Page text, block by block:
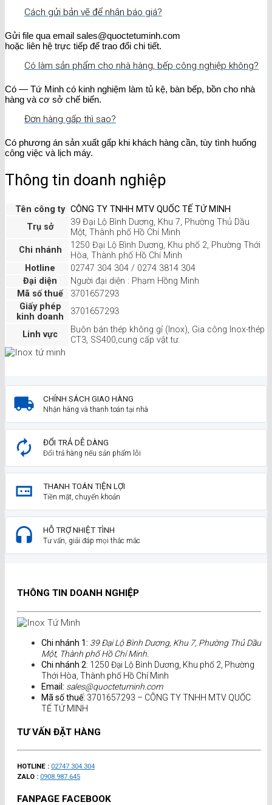
Cách gửi bản vẽ để nhận báo giá?
Gửi file qua email sales@quoctetuminh.com
hoặc liên hệ trực tiếp để trao đổi chi tiết.
Có làm sản phẩm cho nhà hàng, bếp công nghiệp không?
Có — Tứ Minh có kinh nghiệm làm tủ kệ, bàn bếp, bồn cho nhà
hàng và cơ sở chế biến.
Đơn hàng gấp thì sao?
Có phương án sản xuất gấp khi khách hàng cần, tùy tình huống
công việc và lịch máy.
Thông tin doanh nghiệp
Tên công ty CÔNG TY TNHH MTV QUỐC TẾ TỨ MINH
Trụ sở
39 Đại Lộ Bình Dương, Khu 7, Phường Thủ Dầu
Một, Thành phố Hồ Chí Minh
Chi nhánh
1250 Đại Lộ Bình Dương, Khu phố 2, Phường Thới
Hòa, Thành phố Hồ Chí Minh
Hotline
02747 304 304 / 0274 3814 304
Đại diện
Người đại diện : Phạm Hồng Minh
Mã số thuế
3701657293
Giấy phép
kinh doanh
3701657293
Linh vực
Buôn bán thép không gỉ (Inox), Gia công Inox-thép
CT3, SS400,cung cấp vật tư.
CHÍNH SÁCH GIAO HÀNG
Nhận hàng và thanh toán tại nhà
ĐỔI TRẢ DỄ DÀNG
Đổi trả hàng nếu sản phẩm lỗi
THANH TOÁN TIỆN LỢI
Tiền mặt, chuyển khoản
HỖ TRỢ NHIỆT TÌNH
Tư vấn, giải đáp mọi thắc mắc
THÔNG TIN DOANH NGHIỆP
Chi nhánh 1: 39 Đại Lộ Bình Dương, Khu 7, Phường Thủ Dầu
Một, Thành phố Hồ Chí Minh.
Chi nhánh 2: 1250 Đại Lộ Bình Dương, Khu phố 2, Phường
Thới Hòa, Thành phố Hồ Chí Minh
Email: sales@quoctetuminh.com
Mã số thuế: 3701657293 – CÔNG TY TNHH MTV QUỐC
TẾ TỨ MINH
TƯ VẤN ĐẶT HÀNG
HOTLINE : 02747.304.304
ZALO : 0908.987.645
FANPAGE FACEBOOK